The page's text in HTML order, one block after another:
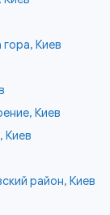
Киев
Киев
Киев
район, Киев